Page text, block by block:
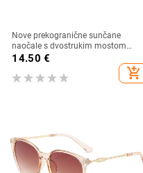
Nove prekogranične sunčane
naočale s dvostrukim mostom
nepravilnog oblika, europski i
američki stil, popularne, moderne
sunčane naočale, jedinstvene
14.50 €
add_shopping_cart